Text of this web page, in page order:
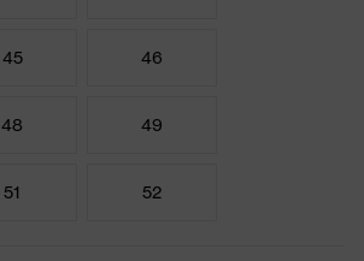
45 46
48 49
51 52